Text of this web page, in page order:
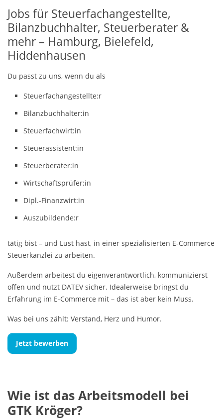
Jobs für Steuerfachangestellte,
Bilanzbuchhalter, Steuerberater &
mehr – Hamburg, Bielefeld,
Hiddenhausen
Du passt zu uns, wenn du als
Steuerfachangestellte:r
Bilanzbuchhalter:in
Steuerfachwirt:in
Steuerassistent:in
Steuerberater:in
Wirtschaftsprüfer:in
Dipl.-Finanzwirt:in
Auszubildende:r
tätig bist – und Lust hast, in einer spezialisierten E-Commerce
Steuerkanzlei zu arbeiten.
Außerdem arbeitest du eigenverantwortlich, kommunizierst
offen und nutzt DATEV sicher. Idealerweise bringst du
Erfahrung im E-Commerce mit – das ist aber kein Muss.
Was bei uns zählt: Verstand, Herz und Humor.
Jetzt bewerben
Wie ist das Arbeitsmodell bei
GTK Kröger?